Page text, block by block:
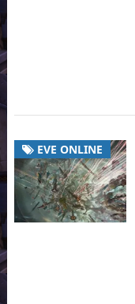
EVE ONLINE